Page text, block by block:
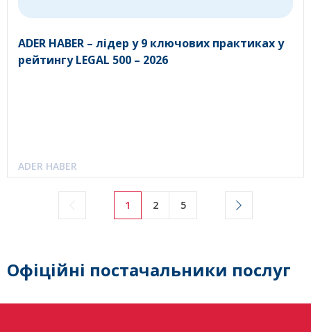
ADER HABER – лідер у 9 ключових практиках у
рейтингу LEGAL 500 – 2026
ADER HABER
1 2 5
Офіційні постачальники послуг